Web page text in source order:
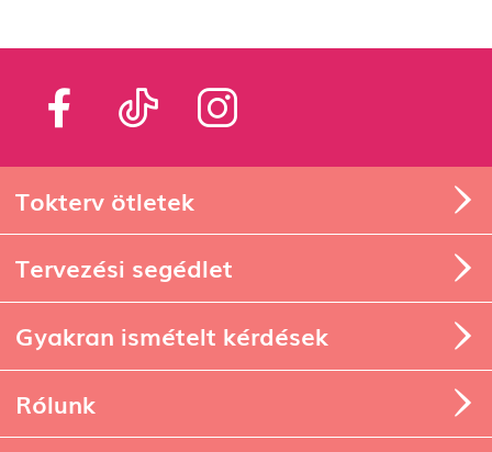
Tokterv ötletek
Tervezési segédlet
Gyakran ismételt kérdések
Rólunk